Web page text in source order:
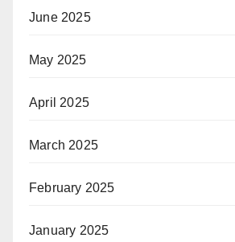
June 2025
May 2025
April 2025
March 2025
February 2025
January 2025